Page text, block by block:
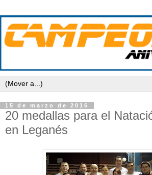
15 de marzo de 2016
20 medallas para el
en Leganés